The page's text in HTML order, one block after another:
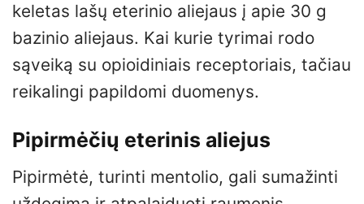
keletas lašų eterinio aliejaus į apie 30 g
bazinio aliejaus. Kai kurie tyrimai rodo
sąveiką su opioidiniais receptoriais, tačiau
reikalingi papildomi duomenys.
Pipirmėčių eterinis aliejus
Pipirmėtė, turinti mentolio, gali sumažinti